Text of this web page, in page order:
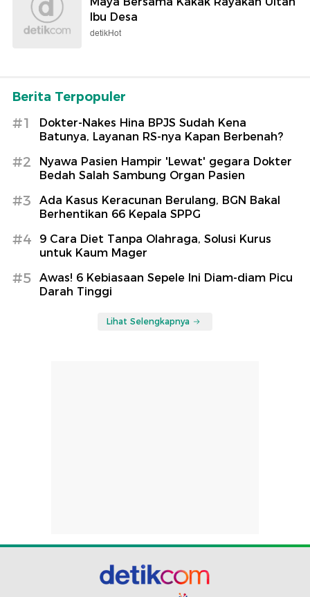
Ibu Desa
detikHot
Berita Terpopuler
#1
Dokter-Nakes Hina BPJS Sudah Kena
Batunya, Layanan RS-nya Kapan Berbenah?
#2
Nyawa Pasien Hampir 'Lewat' gegara Dokter
Bedah Salah Sambung Organ Pasien
#3
Ada Kasus Keracunan Berulang, BGN Bakal
Berhentikan 66 Kepala SPPG
#4
9 Cara Diet Tanpa Olahraga, Solusi Kurus
untuk Kaum Mager
#5
Awas! 6 Kebiasaan Sepele Ini Diam-diam Picu
Darah Tinggi
Lihat Selengkapnya